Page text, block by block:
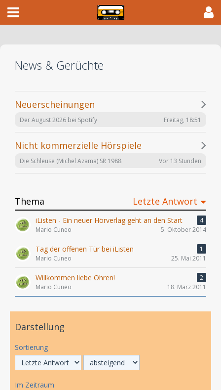
News & Gerüchte
Neuerscheinungen
Der August 2026 bei Spotify Freitag, 18:51
Nicht kommerzielle Hörspiele
Die Schleuse (Michel Azama) SR 1988 Vor 13 Stunden
Thema Letzte Antwort
iListen - Ein neuer Hörverlag geht an den Start
4
Mario Cuneo
5. Oktober 2014
Tag der offenen Tür bei iListen
1
Mario Cuneo
25. Mai 2011
Willkommen liebe Ohren!
2
Mario Cuneo
18. März 2011
Darstellung
Sortierung
Im Zeitraum